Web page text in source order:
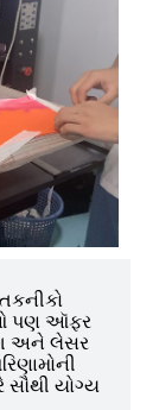
પણ ઑફર
અને લેસર
સૌથી યોગ્ય